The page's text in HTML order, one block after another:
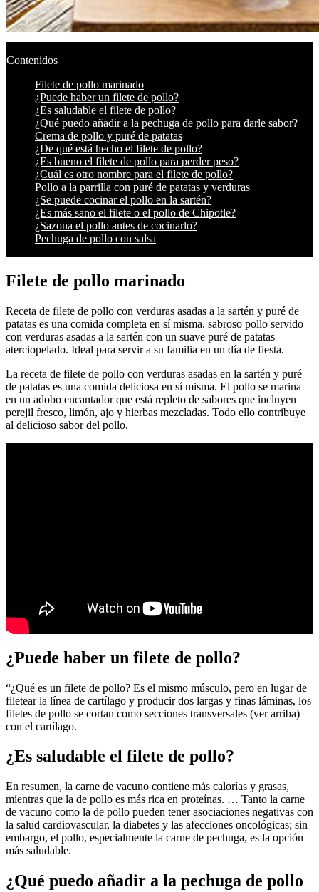
Contenidos
Filete de pollo marinado
¿Puede haber un filete de pollo?
¿Es saludable el filete de pollo?
¿Qué puedo añadir a la pechuga de pollo para darle sabor?
Crema de pollo y puré de patatas
¿De qué está hecho el filete de pollo?
¿Es bueno el filete de pollo para perder peso?
¿Cuál es otro nombre para el filete de pollo?
Pollo a la parrilla con puré de patatas y verduras
¿Se puede cocinar el pollo en la sartén?
¿Es más sano el filete o el pollo de Chipotle?
¿Sazona el pollo antes de cocinarlo?
Pechuga de pollo con salsa
Filete de pollo marinado
Receta de filete de pollo con verduras asadas a la sartén y puré de
patatas es una comida completa en sí misma. sabroso pollo servido
con verduras asadas a la sartén con un suave puré de patatas
aterciopelado. Ideal para servir a su familia en un día de fiesta.
La receta de filete de pollo con verduras asadas en la sartén y puré
de patatas es una comida deliciosa en sí misma. El pollo se marina
en un adobo encantador que está repleto de sabores que incluyen
perejil fresco, limón, ajo y hierbas mezcladas. Todo ello contribuye
al delicioso sabor del pollo.
¿Puede haber un filete de pollo?
“¿Qué es un filete de pollo? Es el mismo músculo, pero en lugar de
filetear la línea de cartílago y producir dos largas y finas láminas, los
filetes de pollo se cortan como secciones transversales (ver arriba)
con el cartílago.
¿Es saludable el filete de pollo?
En resumen, la carne de vacuno contiene más calorías y grasas,
mientras que la de pollo es más rica en proteínas. … Tanto la carne
de vacuno como la de pollo pueden tener asociaciones negativas con
la salud cardiovascular, la diabetes y las afecciones oncológicas; sin
embargo, el pollo, especialmente la carne de pechuga, es la opción
más saludable.
¿Qué puedo añadir a la pechuga de pollo